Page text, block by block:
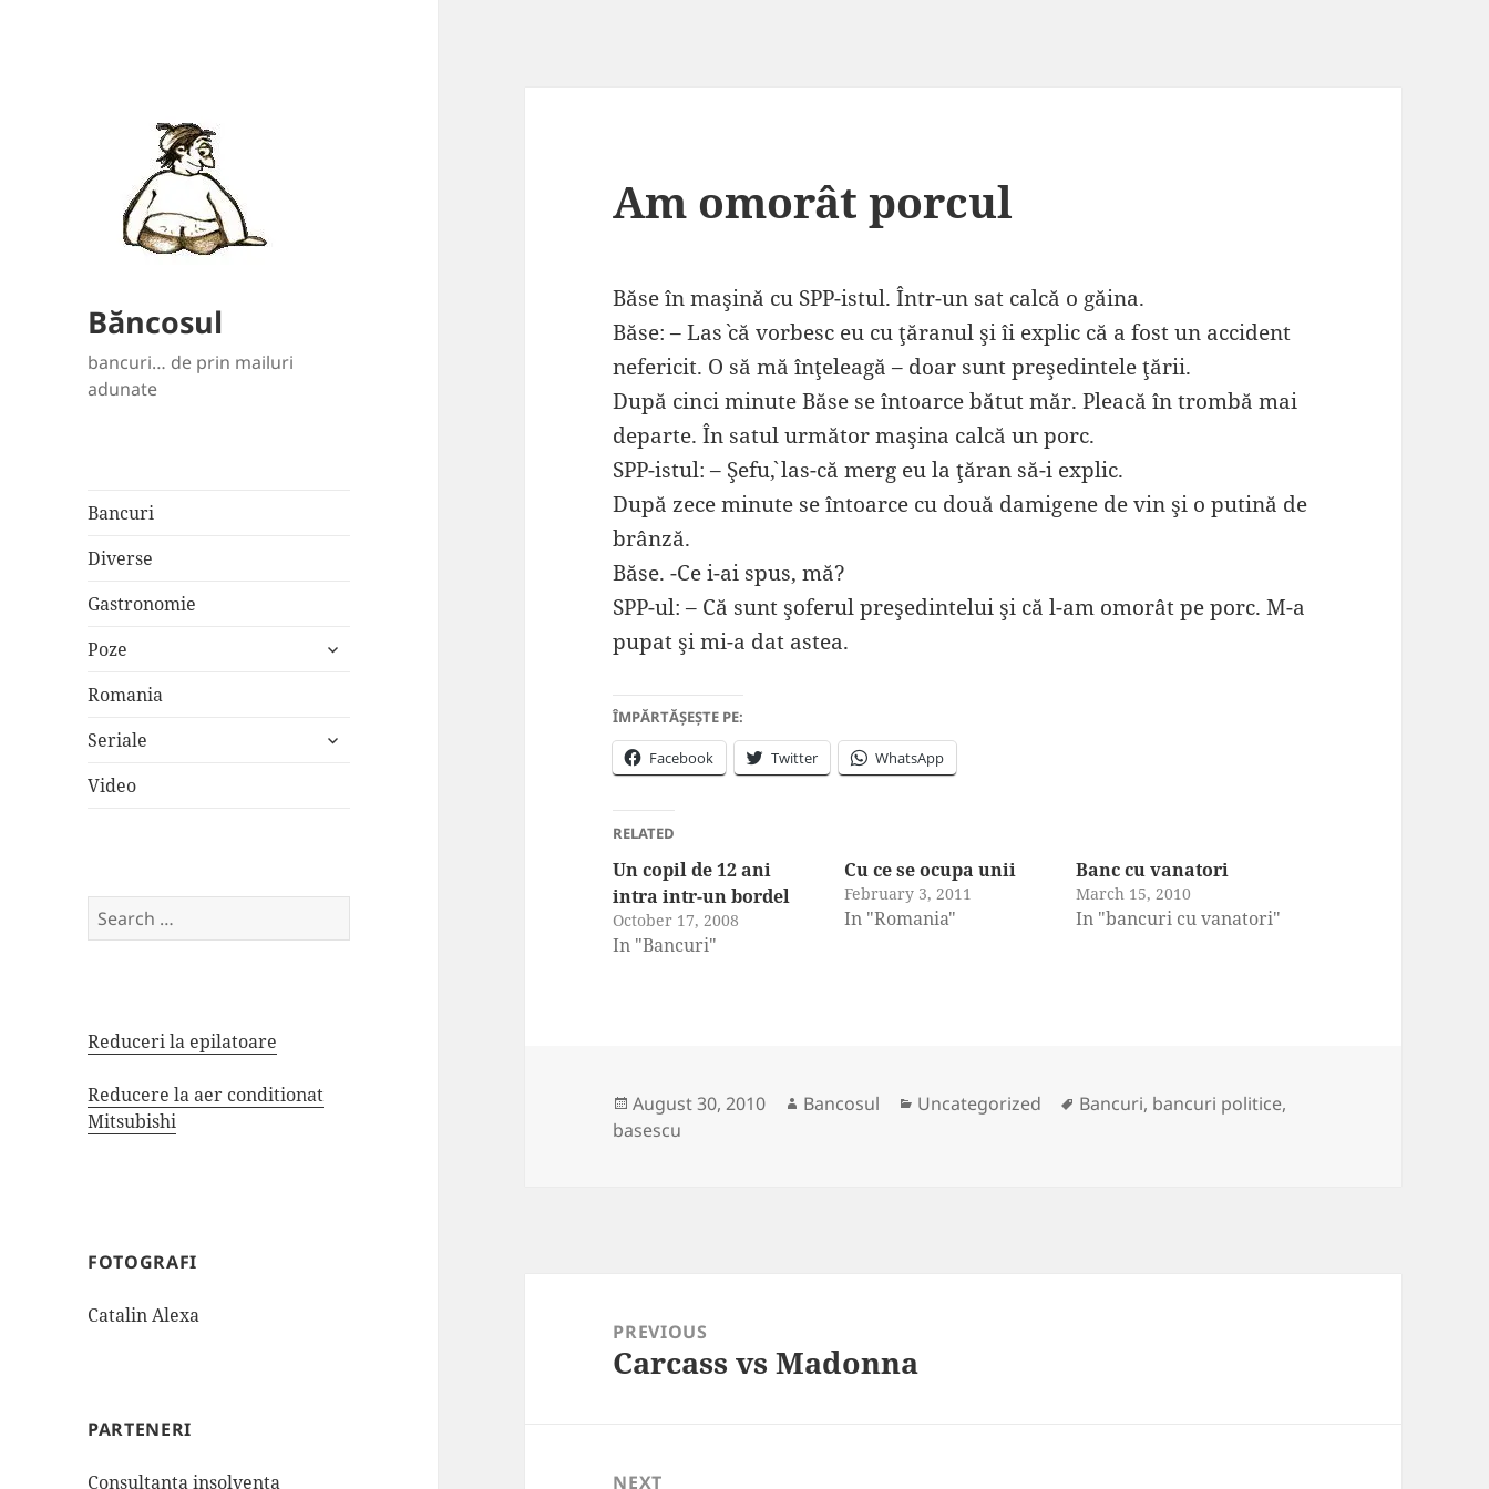
Băncosul
bancuri… de prin mailuri
adunate
Bancuri
Diverse
Gastronomie
Poze
expand
Romania
Seriale
expand
Video
Search
for:
Reduceri la epilatoare
Reducere la aer conditionat
Mitsubishi
FOTOGRAFI
Catalin Alexa
PARTENERI
Consultanta insolventa
Am omorât porcul
Băse în maşină cu SPP-istul. Într-un sat calcă o găina.
Băse: – Las` că vorbesc eu cu ţăranul şi îi explic că a fost un accident
nefericit. O să mă înţeleagă – doar sunt preşedintele ţării.
După cinci minute Băse se întoarce bătut măr. Pleacă în trombă mai
departe. În satul următor maşina calcă un porc.
SPP-istul: – Şefu`, las-că merg eu la ţăran să-i explic.
După zece minute se întoarce cu două damigene de vin şi o putină de
brânză.
Băse. -Ce i-ai spus, mă?
SPP-ul: – Că sunt şoferul preşedintelui şi că l-am omorât pe porc. M-a
pupat şi mi-a dat astea.
ÎMPĂRTĂȘEȘTE PE:
Facebook Twitter WhatsApp
RELATED
Un copil de 12 ani
intra intr-un bordel
October 17, 2008
In "Bancuri"
Cu ce se ocupa unii
February 3, 2011
In "Romania"
Banc cu vanatori
March 15, 2010
In "bancuri cu vanatori"
Posted
on
August 30, 2010 Author
Bancosul Categories
Uncategorized Tags
Bancuri, bancuri politice,
basescu
navigationPREVIOUS
Previous
Carcass vs Madonna
NEXT